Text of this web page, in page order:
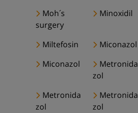
Moh´s
surgery
Minoxidil
Miltefosin Miconazol
Miconazol
Metronida
zol
Metronida
zol
Metronida
zol